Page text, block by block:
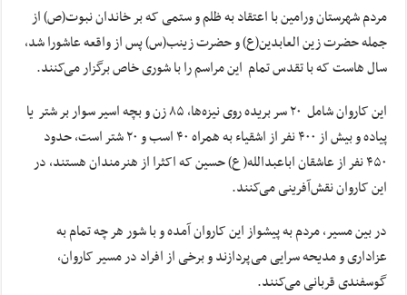
مردم شهرستان ورامین با اعتقاد به ظلم و ستمی که بر خاندان نبوت(ص) از
جمله حضرت زین العابدین(ع) و حضرت زینب(س) پس از واقعه عاشورا شد،
سال هاست که با تقدس تمام این مراسم را با شوری خاص برگزار می‌کنند.
این کاروان شامل ۲۰ سر بریده روی نیزه‌ها، ۸۵ زن و بچه اسیر سوار بر شتر یا
پیاده و بیش از ۴۰۰ نفر از اشقیاء به همراه ۴۰ اسب و ۲۰ شتر است، حدود
۴۵۰ نفر از عاشقان اباعبدالله( ع) حسین که اکثرا از هنرمندان هستند، در
این کاروان نقش‌آفرینی می‌کنند.
در بین مسیر، مردم به پیشواز این کاروان آمده و با شور هر چه تمام به
عزاداری و مدیحه سرایی می‌پردازند و برخی از افراد در مسیر کاروان،
گوسفندی قربانی می‌کنند.